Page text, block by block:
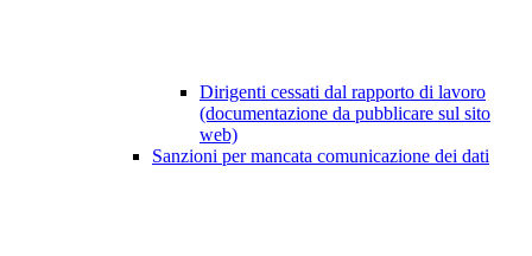
Dirigenti cessati dal rapporto di lavoro
(documentazione da pubblicare sul sito
web)
Sanzioni per mancata comunicazione dei dati